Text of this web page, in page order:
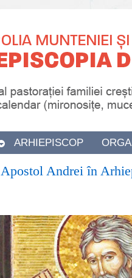
ARHIEPISCOP
Andrei în